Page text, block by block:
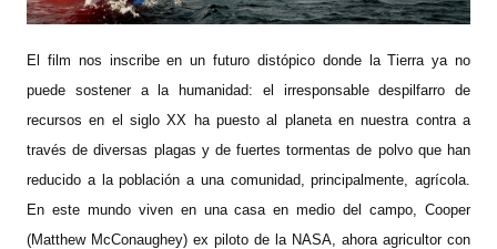
El film nos inscribe en un futuro distópico donde la Tierra ya no
puede sostener a la humanidad: el irresponsable despilfarro de
recursos en el siglo XX ha puesto al planeta en nuestra contra a
través de diversas plagas y de fuertes tormentas de polvo que han
reducido a la población a una comunidad, principalmente, agrícola.
En este mundo viven en una casa en medio del campo, Cooper
(Matthew McConaughey) ex piloto de la NASA, ahora agricultor con